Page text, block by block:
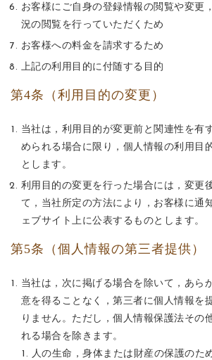
お客様にご自身の登録情報の閲覧や変更
況の閲覧を行っていただくため
お客様への料金を請求するため
上記の利用目的に付随する目的
第4条（利用目的の変更）
当社は，利用目的が変更前と関連性を有
められる場合に限り，個人情報の利用目
とします。
利用目的の変更を行った場合には，変更
て，当社所定の方法により，お客様に通
ェブサイト上に公表するものとします。
第5条（個人情報の第三者提供）
当社は，次に掲げる場合を除いて，あら
意を得ることなく，第三者に個人情報を
りません。ただし，個人情報保護法その
れる場合を除きます。
人の生命，身体または財産の保護のた